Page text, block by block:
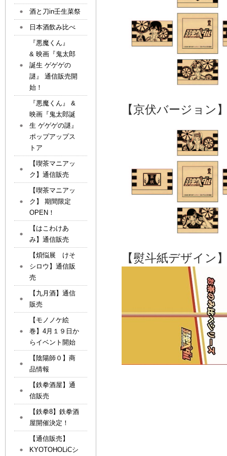
【京伏バージョン
【熨斗紙デザイン
酒と刀in壬生菜祭
日本酒飲み比べ
『悪魔くん』
& 映画『鬼太郎
誕生 ゲゲゲの
謎』 通信販売開
始！
『悪魔くん』 &
映画『鬼太郎誕
生 ゲゲゲの謎』
ポップアップス
トア
【喫茶マニアッ
ク】通信販売
【喫茶マニアッ
ク】 期間限定
OPEN！
【はこわけあ
み】通信販売
【煩悩展 けそ
シロウ】通信販
売
【九月酒】通信
販売
【モノノケ絵
巻】4月１９日か
らイベント開始
【陰陽師０】商
品情報
【鉄拳酒屋】通
信販売
【鉄拳8】鉄拳酒
屋開催決定！
【通信販売】
KYOTOHOLiCシ